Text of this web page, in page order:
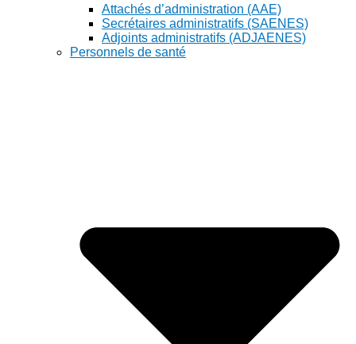
Attachés d’administration (AAE)
Secrétaires administratifs (SAENES)
Adjoints administratifs (ADJAENES)
Personnels de santé